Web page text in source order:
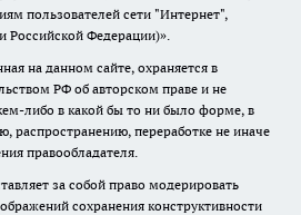
пользователей сети "Интернет",
Российской Федерации)».
на данном сайте, охраняется в
РФ об авторском праве и не
либо в какой бы то ни было форме, в
распространению, переработке не иначе
правообладателя.
за собой право модерировать
сохранения конструктивности